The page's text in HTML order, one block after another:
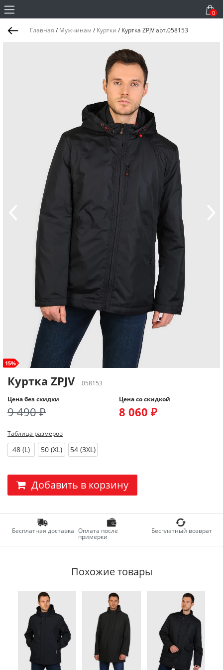
0
Главная / Мужчинам / Куртки / Куртка ZPJV арт.058153
15%
Куртка ZPJV
058153
Цена без скидки
9 490 ₽
Цена со скидкой
8 060 ₽
Таблица размеров
48 (L) 50 (XL) 54 (3XL)
Добавить в корзину
Бесплатная доставка Оплата после
примерки
Бесплатный возврат
Похожие товары